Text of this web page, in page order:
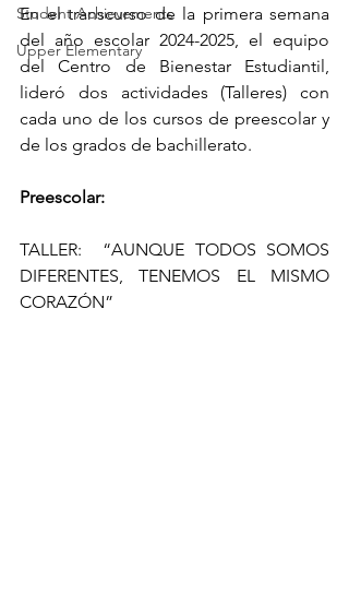
Student Achievements
Upper Elementary
En el transcurso de la primera semana
del año escolar 2024-2025, el equipo
del Centro de Bienestar Estudiantil,
lideró dos actividades (Talleres) con
cada uno de los cursos de preescolar y
de los grados de bachillerato.
Preescolar:
TALLER:  “AUNQUE TODOS SOMOS
DIFERENTES, TENEMOS EL MISMO
CORAZÓN”